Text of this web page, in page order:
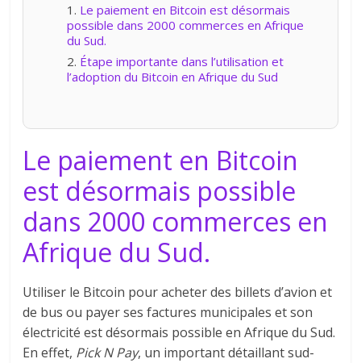
Le paiement en Bitcoin est désormais
possible dans 2000 commerces en Afrique
du Sud.
Étape importante dans l’utilisation et
l’adoption du Bitcoin en Afrique du Sud
Le paiement en Bitcoin
est désormais possible
dans 2000 commerces en
Afrique du Sud.
Utiliser le Bitcoin pour acheter des billets d’avion et
de bus ou payer ses factures municipales et son
électricité est désormais possible en Afrique du Sud.
En effet, Pick N Pay, un important détaillant sud-